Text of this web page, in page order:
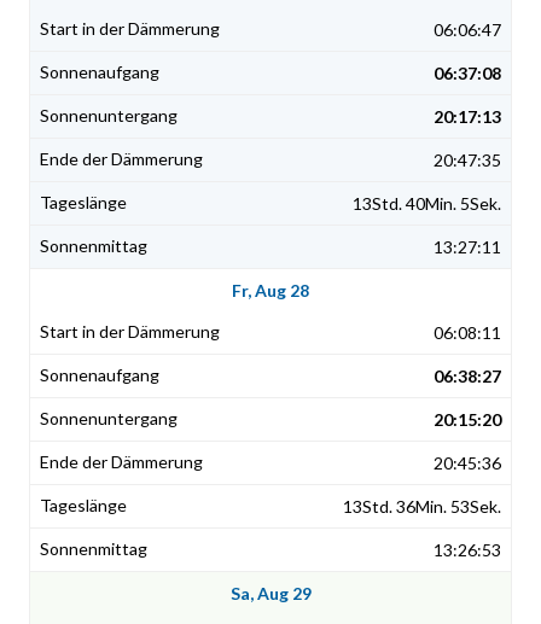
06:06:47
06:37:08
20:17:13
20:47:35
13Std. 40Min. 5Sek.
13:27:11
Fr, Aug 28
06:08:11
06:38:27
20:15:20
20:45:36
13Std. 36Min. 53Sek.
13:26:53
Sa, Aug 29